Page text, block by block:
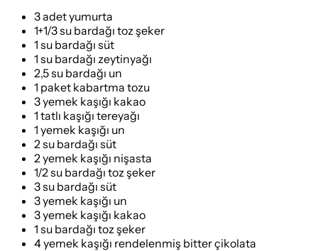
3 adet yumurta
1+1/3 su bardağı toz şeker
1 su bardağı süt
1 su bardağı zeytinyağı
2,5 su bardağı un
1 paket kabartma tozu
3 yemek kaşığı kakao
1 tatlı kaşığı tereyağı
1 yemek kaşığı un
2 su bardağı süt
2 yemek kaşığı nişasta
1/2 su bardağı toz şeker
3 su bardağı süt
3 yemek kaşığı un
3 yemek kaşığı kakao
1 su bardağı toz şeker
4 yemek kaşığı rendelenmiş bitter çikolata